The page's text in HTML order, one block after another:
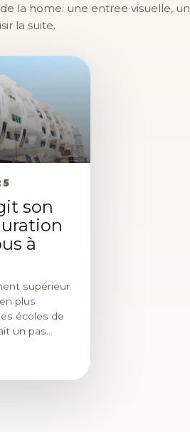
la home: une entree visuelle,
la suite.
son
à
supérieur
plus
écoles de
un pas…